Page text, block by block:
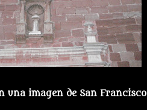
una imagen de San Francisco